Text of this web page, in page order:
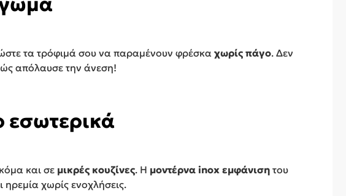
τα τρόφιμά σου να παραμένουν φρέσκα χωρίς πάγο. Δεν
απόλαυσε την άνεση!
εσωτερικά
και σε μικρές κουζίνες. Η μοντέρνα inox εμφάνιση του
ηρεμία χωρίς ενοχλήσεις.